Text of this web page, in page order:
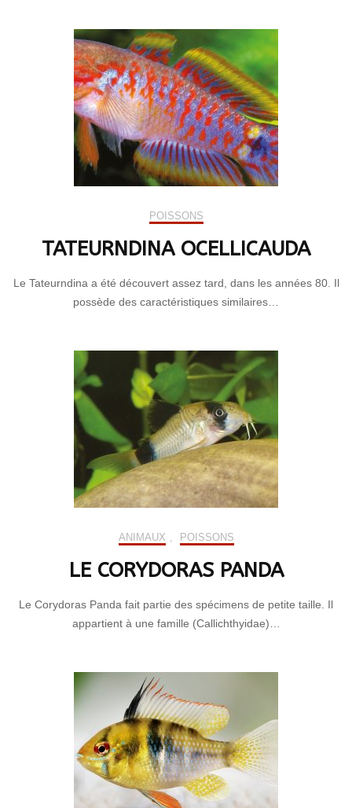
POISSONS
TATEURNDINA OCELLICAUDA
Le Tateurndina a été découvert assez tard, dans les années 80. Il
possède des caractéristiques similaires…
ANIMAUX , POISSONS
LE CORYDORAS PANDA
Le Corydoras Panda fait partie des spécimens de petite taille. Il
appartient à une famille (Callichthyidae)…